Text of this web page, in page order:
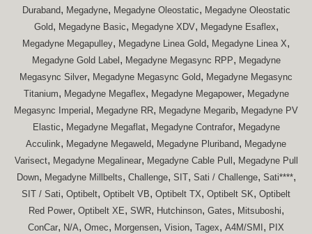
Duraband, Megadyne, Megadyne Oleostatic, Megadyne Oleostatic
Gold, Megadyne Basic, Megadyne XDV, Megadyne Esaflex,
Megadyne Megapulley, Megadyne Linea Gold, Megadyne Linea X,
Megadyne Gold Label , Megadyne Megasync RPP, Megadyne
Megasync Silver, Megadyne Megasync Gold, Megadyne Megasync
Titanium, Megadyne Megaflex, Megadyne Megapower, Megadyne
Megasync Imperial , Megadyne RR, Megadyne Megarib, Megadyne PV
Elastic, Megadyne Megaflat, Megadyne Contrafor, Megadyne
Acculink, Megadyne Megaweld, Megadyne Pluriband, Megadyne
Varisect, Megadyne Megalinear, Megadyne Cable Pull , Megadyne Pull
Down, Megadyne Millbelts, Challenge, SIT, Sati / Challenge, Sati****,
SIT / Sati, Optibelt, Optibelt VB, Optibelt TX, Optibelt SK, Optibelt
Red Power, Optibelt XE, SWR, Hutchinson, Gates, Mitsuboshi,
ConCar, N/A, Omec, Morgensen, Vision, Tagex, A4M/SMI , PIX